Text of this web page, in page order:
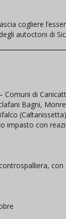
cogliere
autoctoni di
Comuni di
Bagni,
impasto con